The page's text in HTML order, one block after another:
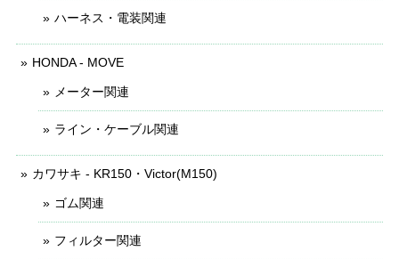
ハーネス・電装関連
HONDA - MOVE
メーター関連
ライン・ケーブル関連
カワサキ - KR150・Victor(M150)
ゴム関連
フィルター関連